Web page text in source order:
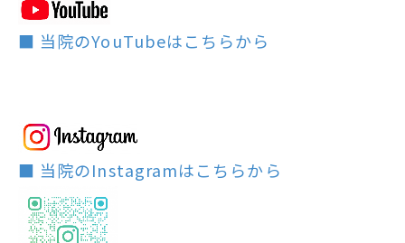
■ 当院のYouTubeはこちらから
■ 当院のInstagramはこちらから